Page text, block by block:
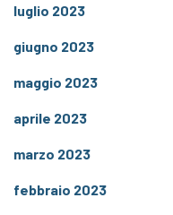
luglio 2023
giugno 2023
maggio 2023
aprile 2023
marzo 2023
febbraio 2023